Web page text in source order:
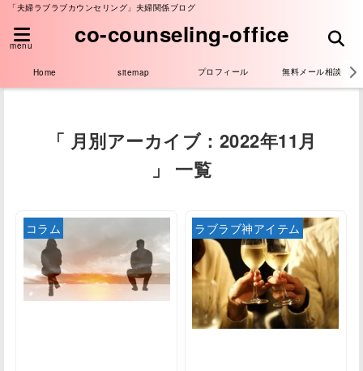
「夫婦ラブラブカウンセリング」夫婦関係ブログ
menu co-counseling-office
Home sitemap プロフィール 無料メール相談
「 月別アーカイブ：2022年11月
」 一覧
コラム ラブラブ神アイテム